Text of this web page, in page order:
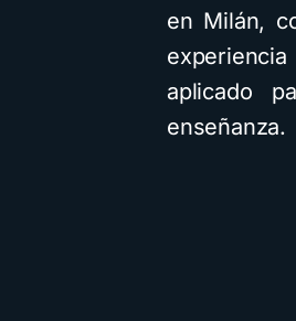
en Milán,
aplicado
enseñanza.